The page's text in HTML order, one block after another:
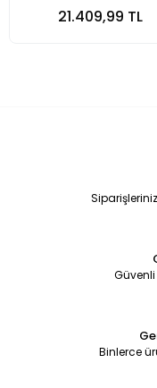
21.409,99 TL
Binlerce